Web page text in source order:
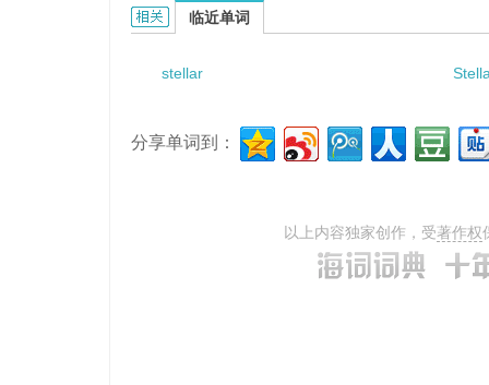
stellar system的相关资料：
临近单词
stellar
分享单词到：
以上内容独家创作，受著作权